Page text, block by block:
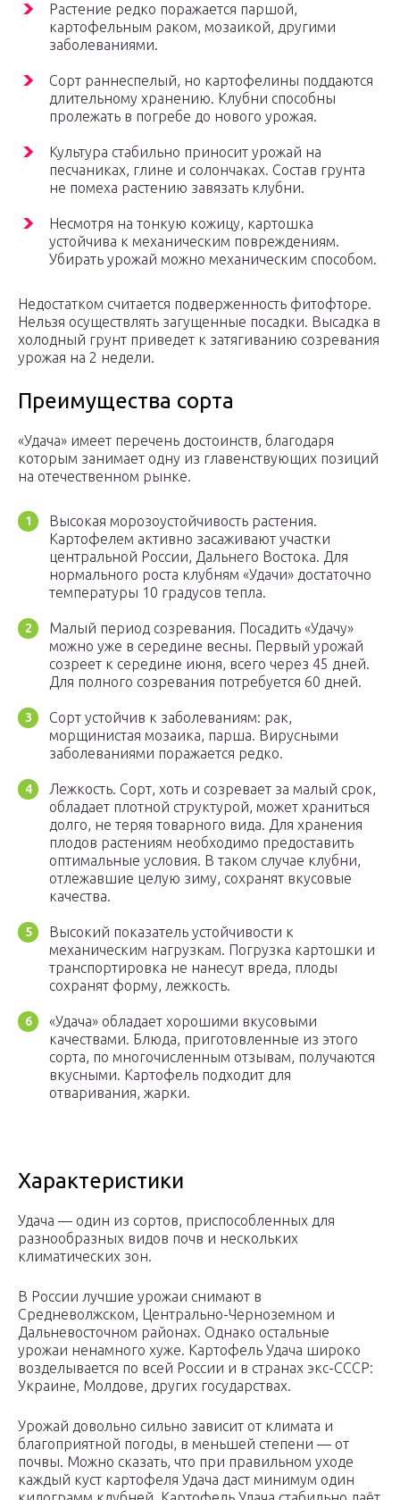
Растение редко поражается паршой,
картофельным раком, мозаикой, другими
заболеваниями.
Сорт раннеспелый, но картофелины поддаются
длительному хранению. Клубни способны
пролежать в погребе до нового урожая.
Культура стабильно приносит урожай на
песчаниках, глине и солончаках. Состав грунта
не помеха растению завязать клубни.
Несмотря на тонкую кожицу, картошка
устойчива к механическим повреждениям.
Убирать урожай можно механическим способом.
Недостатком считается подверженность фитофторе.
Нельзя осуществлять загущенные посадки. Высадка в
холодный грунт приведет к затягиванию созревания
урожая на 2 недели.
Преимущества сорта
«Удача» имеет перечень достоинств, благодаря
которым занимает одну из главенствующих позиций
на отечественном рынке.
Высокая морозоустойчивость растения.
Картофелем активно засаживают участки
центральной России, Дальнего Востока. Для
нормального роста клубням «Удачи» достаточно
температуры 10 градусов тепла.
Малый период созревания. Посадить «Удачу»
можно уже в середине весны. Первый урожай
созреет к середине июня, всего через 45 дней.
Для полного созревания потребуется 60 дней.
Сорт устойчив к заболеваниям: рак,
морщинистая мозаика, парша. Вирусными
заболеваниями поражается редко.
Лежкость. Сорт, хоть и созревает за малый срок,
обладает плотной структурой, может храниться
долго, не теряя товарного вида. Для хранения
плодов растениям необходимо предоставить
оптимальные условия. В таком случае клубни,
отлежавшие целую зиму, сохранят вкусовые
качества.
Высокий показатель устойчивости к
механическим нагрузкам. Погрузка картошки и
транспортировка не нанесут вреда, плоды
сохранят форму, лежкость.
«Удача» обладает хорошими вкусовыми
качествами. Блюда, приготовленные из этого
сорта, по многочисленным отзывам, получаются
вкусными. Картофель подходит для
отваривания, жарки.
Характеристики
Удача — один из сортов, приспособленных для
разнообразных видов почв и нескольких
климатических зон.
В России лучшие урожаи снимают в
Средневолжском, Центрально-Черноземном и
Дальневосточном районах. Однако остальные
урожаи ненамного хуже. Картофель Удача широко
возделывается по всей России и в странах экс-СССР:
Украине, Молдове, других государствах.
Урожай довольно сильно зависит от климата и
благоприятной погоды, в меньшей степени — от
почвы. Можно сказать, что при правильном уходе
каждый куст картофеля Удача даст минимум один